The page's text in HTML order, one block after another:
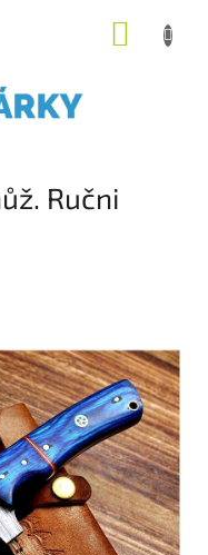
Ručni